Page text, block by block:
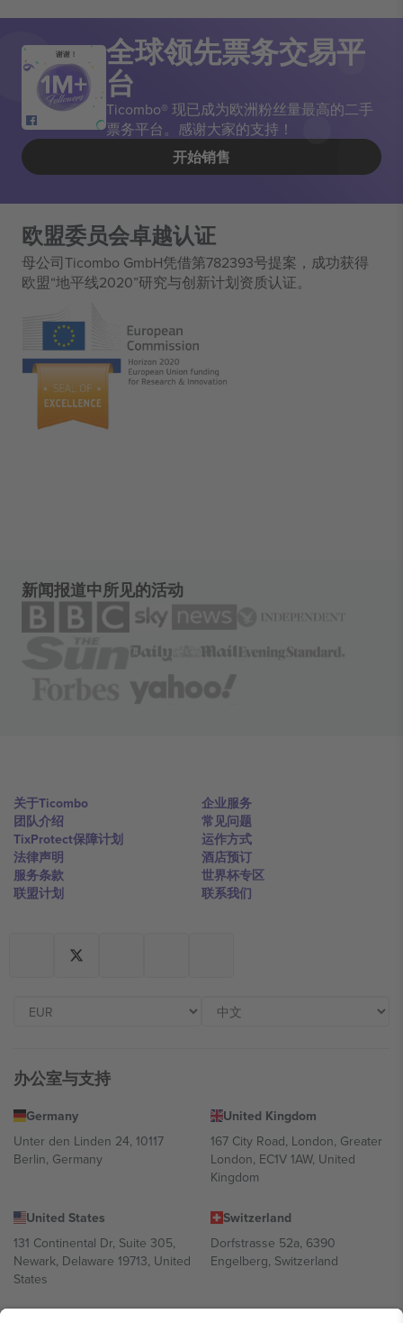
谢谢！ 全球领先票务交易平
台
Ticombo® 现已成为欧洲粉丝量最高的二手
票务平台。感谢大家的支持！
开始销售
欧盟委员会卓越认证
母公司Ticombo GmbH凭借第782393号提案，成功获得
欧盟“地平线2020”研究与创新计划资质认证。
新闻报道中所见的活动
关于Ticombo
团队介绍
TixProtect保障计划
法律声明
服务条款
联盟计划
企业服务
常见问题
运作方式
酒店预订
世界杯专区
联系我们
办公室与支持
Germany
Unter den Linden 24, 10117
Berlin, Germany
United Kingdom
167 City Road, London, Greater
London, EC1V 1AW, United
Kingdom
United States
131 Continental Dr, Suite 305,
Newark, Delaware 19713, United
States
Switzerland
Dorfstrasse 52a, 6390
Engelberg, Switzerland